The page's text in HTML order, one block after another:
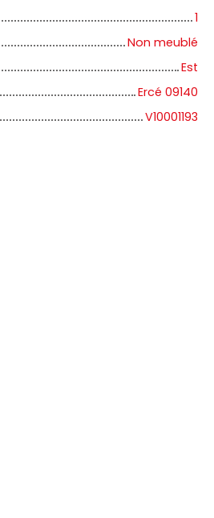
1
Non meublé
Est
Ercé 09140
V10001193